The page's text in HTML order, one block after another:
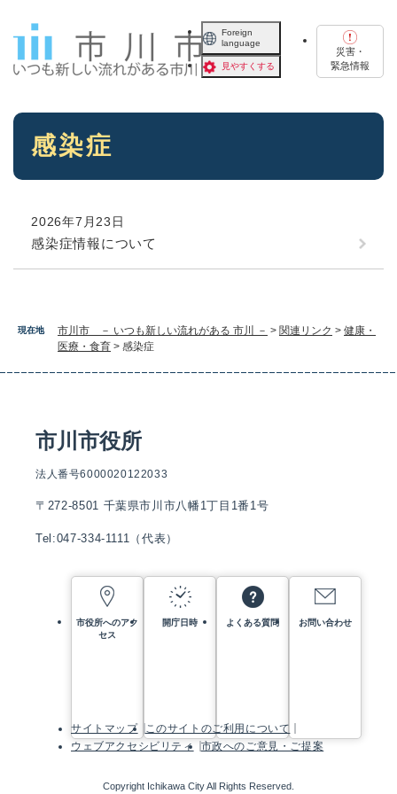
Foreign
language
見やすくする
災害・
緊急情報
現在地 市川市 － いつも新しい流れがある 市川 － > 関連リンク > 健康・
医療・食育 > 感染症
本
感染症
2026年7月23日
感染症情報について
市川市役所
法人番号6000020122033
〒272-8501 千葉県市川市八幡1丁目1番1号
Tel:047-334-1111（代表）
市役所へのアク
セス
開庁日時 よくある質問 お問い合わせ
サイトマップ
このサイトのご利用について
ウェブアクセシビリティ
市政へのご意見・ご提案
Copyright Ichikawa City All Rights Reserved.